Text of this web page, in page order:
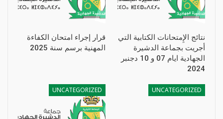
نتائج الإِمتحانات الكتابية التي
أجريت بجماعة الدشيرة
الجهادية ايام 07 و 10 دجنبر
2024
قرار إجراء امتحان الكفاءة
المهنية برسم سنة 2025
UNCATEGORIZED
UNCATEGORIZED